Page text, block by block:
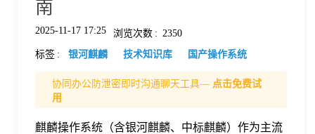
价
南
2025-11-17 17:25 浏览次数 : 2350
标签 : 银河麒麟 技术知识库 国产操作系统
协同办公防泄密即时沟通聊天工具— 点击免费试
用
麒麟操作系统（含银河麒麟、中标麒麟）作为主流